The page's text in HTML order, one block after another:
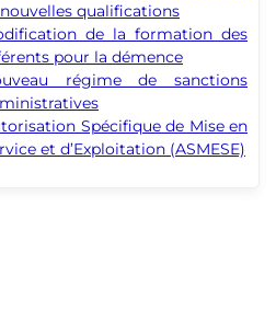
qualifications
de la formation des
pour la démence
régime de sanctions
Spécifique de Mise en
et d’Exploitation (ASMESE)